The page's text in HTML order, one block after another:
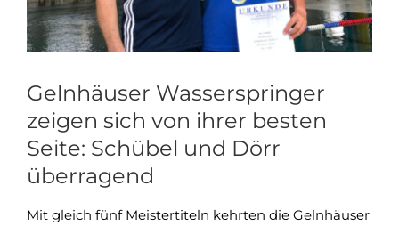
Gelnhäuser Wasserspringer
zeigen sich von ihrer besten
Seite: Schübel und Dörr
überragend
Mit gleich fünf Meistertiteln kehrten die Gelnhäuser